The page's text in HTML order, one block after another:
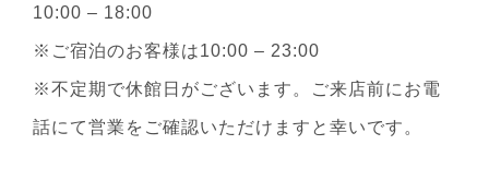
10:00 – 18:00
※ご宿泊のお客様は10:00 – 23:00
※不定期で休館日がございます。ご来店前にお電
話にて営業をご確認いただけますと幸いです。